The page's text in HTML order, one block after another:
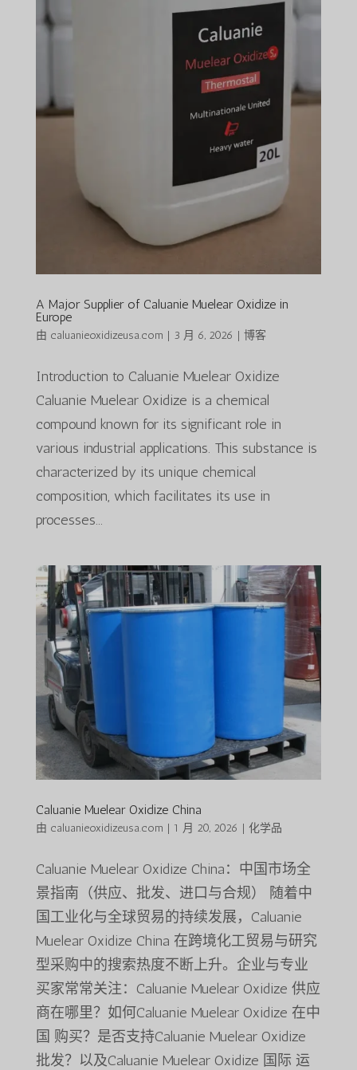
A Major Supplier of Caluanie Muelear Oxidize in
Europe
由 caluanieoxidizeusa.com | 3 月 6, 2026 | 博客
Introduction to Caluanie Muelear Oxidize
Caluanie Muelear Oxidize is a chemical
compound known for its significant role in
various industrial applications. This substance is
characterized by its unique chemical
composition, which facilitates its use in
processes...
Caluanie Muelear Oxidize China
由 caluanieoxidizeusa.com | 1 月 20, 2026 | 化学品
Caluanie Muelear Oxidize China：中国市场全
景指南（供应、批发、进口与合规） 随着中
国工业化与全球贸易的持续发展，Caluanie
Muelear Oxidize China 在跨境化工贸易与研究
型采购中的搜索热度不断上升。企业与专业
买家常常关注：Caluanie Muelear Oxidize 供应
商在哪里？如何Caluanie Muelear Oxidize 在中
国 购买？是否支持Caluanie Muelear Oxidize
批发？以及Caluanie Muelear Oxidize 国际 运